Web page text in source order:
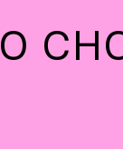
O